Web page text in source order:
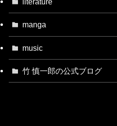
manga
music
竹 慎一郎の公式ブログ